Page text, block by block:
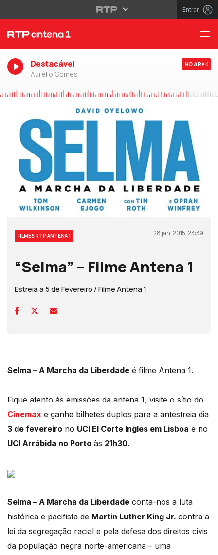
Entrar
Destacável
Aurélio Gomes
NO AR
FILMES RTP ANTENA 1 28 jan, 2015, 23:39
“Selma” – Filme Antena 1
Estreia a 5 de Fevereiro / Filme Antena 1
Selma – A Marcha da Liberdade é filme Antena 1.
Fique atento às emissões da antena 1, visite o sítio do
Cinemax e ganhe bilhetes duplos para a antestreia dia
3 de fevereiro no UCI El Corte Ingles em Lisboa e no
UCI Arrábida no Porto às 21h30.
Selma – A Marcha da Liberdade conta-nos a luta
histórica e pacifista de Martin Luther King Jr. contra a
lei da segregação racial e pela defesa dos direitos civis
da população negra norte-americana – uma